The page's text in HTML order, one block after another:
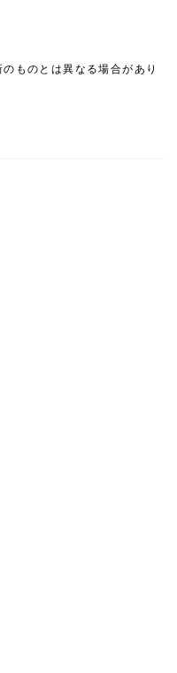
ものとは異なる場合があり